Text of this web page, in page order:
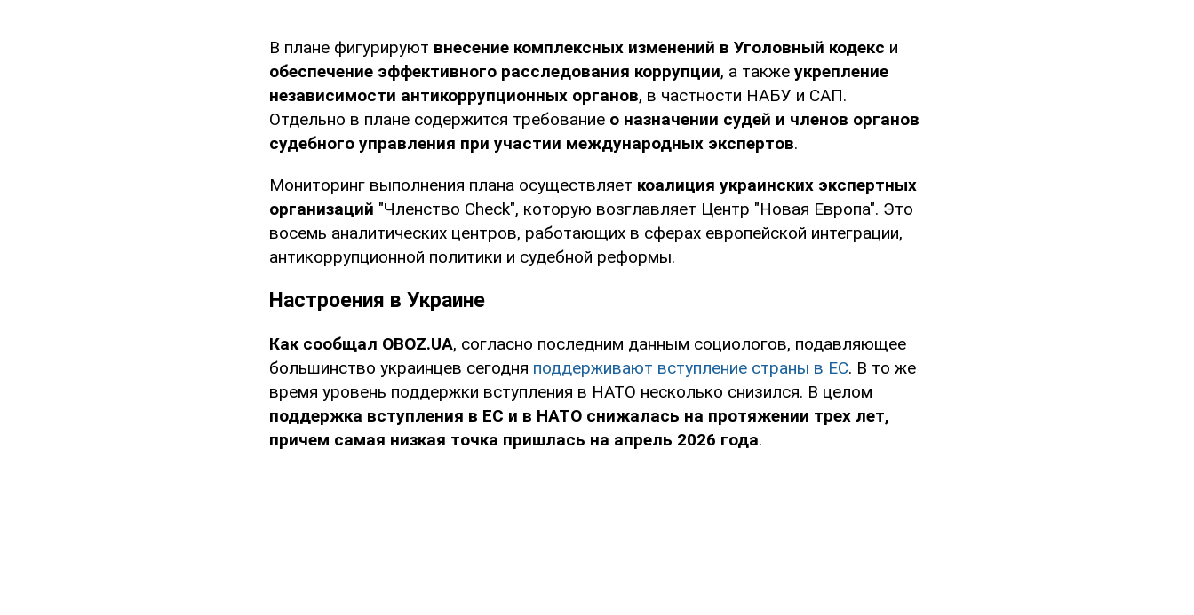
В плане фигурируют внесение комплексных изменений в Уголовный кодекс и
обеспечение эффективного расследования коррупции, а также укрепление
независимости антикоррупционных органов, в частности НАБУ и САП.
Отдельно в плане содержится требование о назначении судей и членов органов
судебного управления при участии международных экспертов.
Мониторинг выполнения плана осуществляет коалиция украинских экспертных
организаций "Членство Check", которую возглавляет Центр "Новая Европа". Это
восемь аналитических центров, работающих в сферах европейской интеграции,
антикоррупционной политики и судебной реформы.
Настроения в Украине
Как сообщал OBOZ.UA, согласно последним данным социологов, подавляющее
большинство украинцев сегодня поддерживают вступление страны в ЕС. В то же
время уровень поддержки вступления в НАТО несколько снизился. В целом
поддержка вступления в ЕС и в НАТО снижалась на протяжении трех лет,
причем самая низкая точка пришлась на апрель 2026 года.